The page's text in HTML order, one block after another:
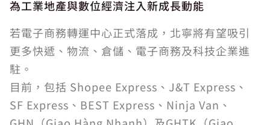
為工業地產與數位經濟注入新成長動能
若電子商務轉運中心正式落成，北寧將有望吸引
更多快遞、物流、倉儲、電子商務及科技企業進
駐。
目前，包括 Shopee Express、J&T Express、
SF Express、BEST Express、Ninja Van、